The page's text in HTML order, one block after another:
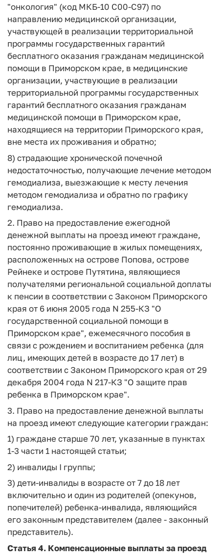
"онкология" (код МКБ-10 С00-С97) по
направлению медицинской организации,
участвующей в реализации территориальной
программы государственных гарантий
бесплатного оказания гражданам медицинской
помощи в Приморском крае, в медицинские
организации, участвующие в реализации
территориальной программы государственных
гарантий бесплатного оказания гражданам
медицинской помощи в Приморском крае,
находящиеся на территории Приморского края,
вне места их проживания и обратно;
8) страдающие хронической почечной
недостаточностью, получающие лечение методом
гемодиализа, выезжающие к месту лечения
методом гемодиализа и обратно по графику
гемодиализа.
2. Право на предоставление ежегодной
денежной выплаты на проезд имеют граждане,
постоянно проживающие в жилых помещениях,
расположенных на острове Попова, острове
Рейнеке и острове Путятина, являющиеся
получателями региональной социальной доплаты
к пенсии в соответствии с Законом Приморского
края от 6 июня 2005 года N 255-КЗ "О
государственной социальной помощи в
Приморском крае", ежемесячного пособия в
связи с рождением и воспитанием ребенка (для
лиц, имеющих детей в возрасте до 17 лет) в
соответствии с Законом Приморского края от 29
декабря 2004 года N 217-КЗ "О защите прав
ребенка в Приморском крае".
3. Право на предоставление денежной выплаты
на проезд имеют следующие категории граждан:
1) граждане старше 70 лет, указанные в пунктах
1-3 части 1 настоящей статьи;
2) инвалиды I группы;
3) дети-инвалиды в возрасте от 7 до 18 лет
включительно и один из родителей (опекунов,
попечителей) ребенка-инвалида, являющийся
его законным представителем (далее - законный
представитель).
Статья 4. Компенсационные выплаты за проезд